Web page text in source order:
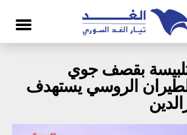
بقصف جوي
الروسي يستهدف